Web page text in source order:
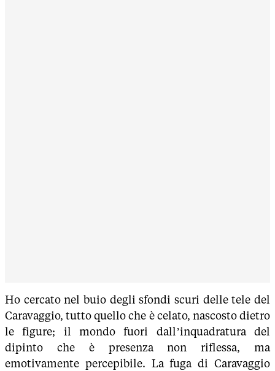
Ho cercato nel buio degli sfondi scuri delle tele del
Caravaggio, tutto quello che è celato, nascosto dietro
le figure; il mondo fuori dall’inquadratura del
dipinto che è presenza non riflessa, ma
emotivamente percepibile. La fuga di Caravaggio